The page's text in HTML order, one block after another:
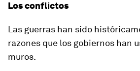
Los conflictos
Las guerras han sido
razones que los gobiernos han
muros.